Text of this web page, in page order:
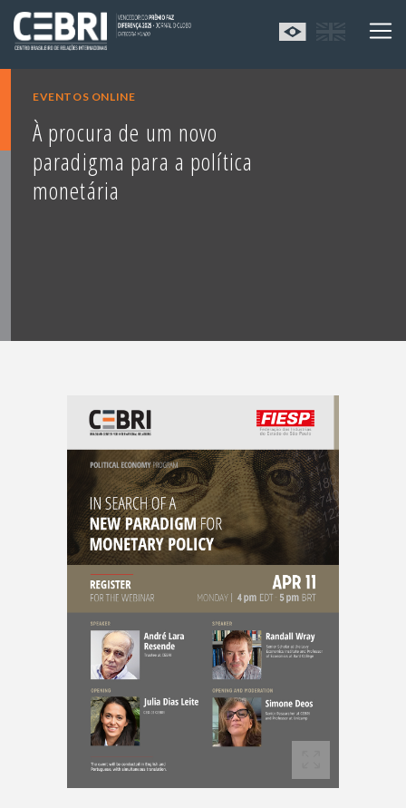
EVENTOS ONLINE
À procura de um novo
paradigma para a política
monetária